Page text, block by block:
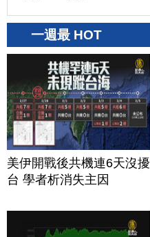
一週最 HOT
美伊開戰後共機連6天沒擾
台 學者析消失主因